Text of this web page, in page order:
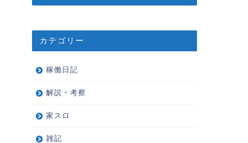
カテゴリー
稼働日記
解説・考察
家スロ
雑記